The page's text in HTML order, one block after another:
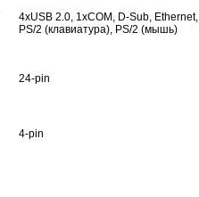
4xUSB 2.0, 1xCOM, D-Sub, Ethernet,
PS/2 (клавиатура), PS/2 (мышь)
24-pin
4-pin